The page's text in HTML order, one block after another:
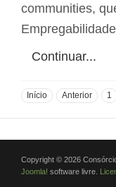
communities,
Continuar...
Início Anterior 1
Copyright © 2026
Joomla! software livre.